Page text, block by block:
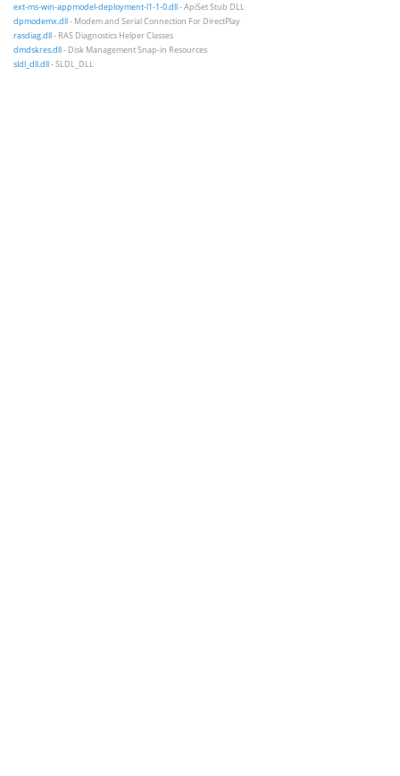
ext-ms-win-appmodel-deployment-l1-1-0.dll- ApiSet Stub DLL
dpmodemx.dll- Modem and Serial Connection For DirectPlay
rasdiag.dll- RAS Diagnostics Helper Classes
dmdskres.dll- Disk Management Snap-in Resources
sldl_dll.dll- SLDL_DLL